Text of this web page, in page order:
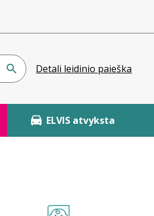
Detali leidinio paieška
ELVIS atvyksta